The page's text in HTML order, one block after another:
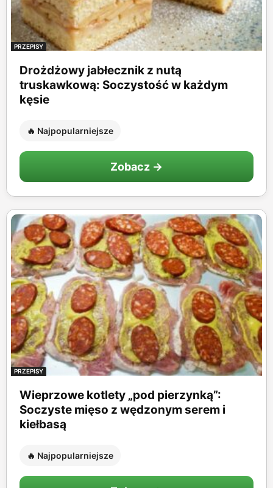
PRZEPISY
Drożdżowy jabłecznik z nutą
truskawkową: Soczystość w każdym
kęsie
🔥 Najpopularniejsze
Zobacz →
PRZEPISY
Wieprzowe kotlety „pod pierzynką”:
Soczyste mięso z wędzonym serem i
kiełbasą
🔥 Najpopularniejsze